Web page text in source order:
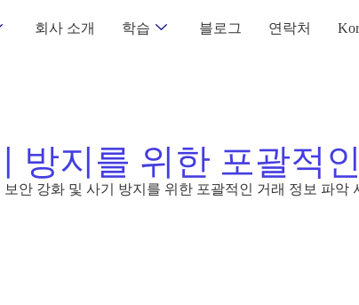
회사 소개 학습 블로그 연락처
방지를 위한 포괄적
보안 강화 및 사기 방지를 위한 포괄적인 거래 정보 파악